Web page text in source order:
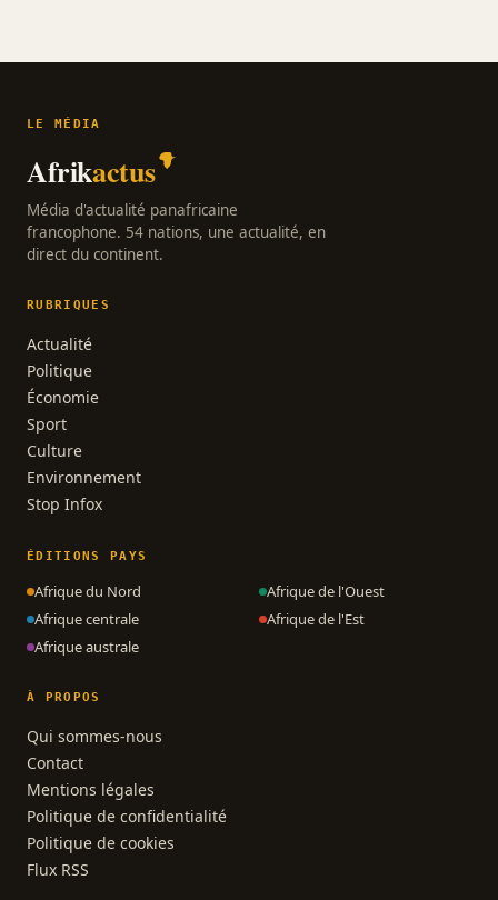
LE MÉDIA
Afrikactus
Média d'actualité panafricaine
francophone. 54 nations, une actualité, en
direct du continent.
RUBRIQUES
Actualité
Politique
Économie
Sport
Culture
Environnement
Stop Infox
ÉDITIONS PAYS
Afrique du Nord
Afrique de l'Ouest
Afrique centrale
Afrique de l'Est
Afrique australe
À PROPOS
Qui sommes-nous
Contact
Mentions légales
Politique de confidentialité
Politique de cookies
Flux RSS